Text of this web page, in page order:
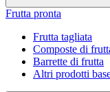
Frutta pronta
Frutta tagliata
Composte di
Barrette di frutta
Altri prodotti